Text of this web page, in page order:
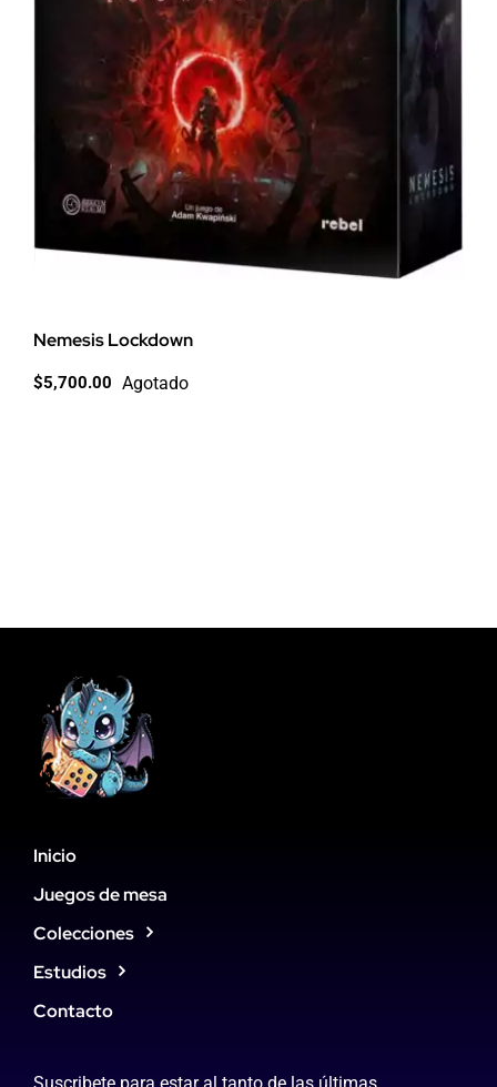
Nemesis Lockdown
$5,700.00 Agotado
Inicio
Juegos de mesa
Colecciones
Estudios
Contacto
Suscribete para estar al tanto de las últimas